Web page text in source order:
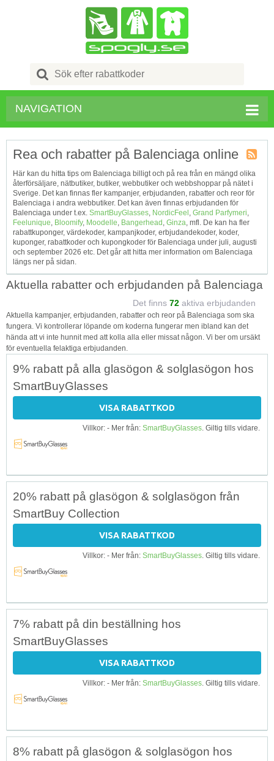
Search
for:
NAVIGATION
Tagg
RSS
Rea och rabatter på Balenciaga online
Här kan du hitta tips om Balenciaga billigt och på rea från en mängd olika
återförsäljare, nätbutiker, butiker, webbutiker och webbshoppar på nätet i
Sverige. Det kan finnas fler kampanjer, erbjudanden, rabatter och reor för
Balenciaga i andra webbutiker. Det kan även finnas erbjudanden för
Balenciaga under t.ex. SmartBuyGlasses, NordicFeel , Grand Parfymeri,
Feelunique, Bloomify, Moodelle, Bangerhead , Ginza, mfl. De kan ha fler
rabattkuponger, värdekoder, kampanjkoder, erbjudandekoder, koder,
kuponger, rabattkoder och kupongkoder för Balenciaga under juli, augusti
och september 2026 etc. Det går att hitta mer information om Balenciaga
längs ner på sidan.
Aktuella rabatter och erbjudanden på Balenciaga
Det finns 72 aktiva erbjudanden
Aktuella kampanjer, erbjudanden, rabatter och reor på Balenciaga som ska
fungera. Vi kontrollerar löpande om koderna fungerar men ibland kan det
hända att vi inte hunnit med att kolla alla eller missat någon. Vi ber om ursäkt
för eventuella felaktiga erbjudanden.
9% rabatt på alla glasögon & solglasögon hos
SmartBuyGlasses
VISA RABATTKOD
Villkor: - Mer från: SmartBuyGlasses. Giltig tills vidare.
20% rabatt på glasögon & solglasögon från
SmartBuy Collection
VISA RABATTKOD
Villkor: - Mer från: SmartBuyGlasses. Giltig tills vidare.
7% rabatt på din beställning hos
SmartBuyGlasses
VISA RABATTKOD
Villkor: - Mer från: SmartBuyGlasses. Giltig tills vidare.
8% rabatt på glasögon & solglasögon hos